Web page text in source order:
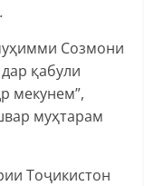
Созмони
қабули
мекунем”,
муҳтарам
Тоҷикистон